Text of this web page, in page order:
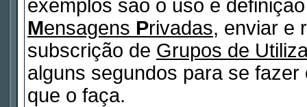
exemplos são o uso e
Mensagens Privadas, enviar e
subscrição de Grupos de
alguns segundos para se
que o faça.